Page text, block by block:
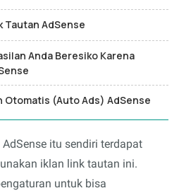
Tautan AdSense
Anda Beresiko Karena
Otomatis (Auto Ads) AdSense
itu sendiri terdapat
iklan link tautan ini.
untuk bisa